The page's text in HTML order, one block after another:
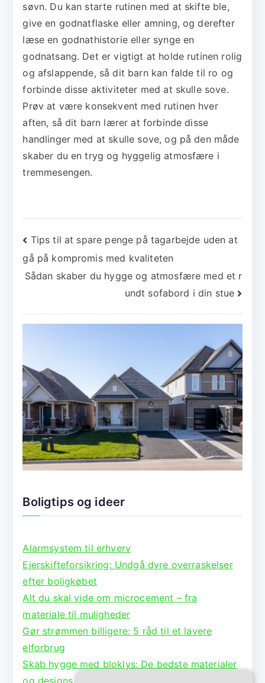
søvn. Du kan starte rutinen med at skifte ble,
give en godnatflaske eller amning, og derefter
læse en godnathistorie eller synge en
godnatsang. Det er vigtigt at holde rutinen rolig
og afslappende, så dit barn kan falde til ro og
forbinde disse aktiviteter med at skulle sove.
Prøv at være konsekvent med rutinen hver
aften, så dit barn lærer at forbinde disse
handlinger med at skulle sove, og på den måde
skaber du en tryg og hyggelig atmosfære i
tremmesengen.
Indlægsnavigation
Tips til at spare penge på tagarbejde uden at
gå på kompromis med kvaliteten
Sådan skaber du hygge og atmosfære med et r
undt sofabord i din stue
Boligtips og ideer
Alarmsystem til erhverv
Ejerskifteforsikring: Undgå dyre overraskelser
efter boligkøbet
Alt du skal vide om microcement – fra
materiale til muligheder
Gør strømmen billigere: 5 råd til et lavere
elforbrug
Skab hygge med bloklys: De bedste materialer
og designs til lysestager